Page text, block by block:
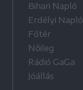
Bihari Napló
Erdélyi Napló
Főtér
Nőileg
Rádió GaGa
Jóállás